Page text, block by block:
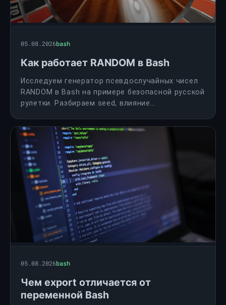
05.08.2026bash
Как работает RANDOM в Bash
Исследуем генератор псевдослучайных чисел
RANDOM в Bash на примере безопасной русской
рулетки. Разбираем seed, влияние
версиями оболочки.
05.08.2026bash
Чем export отличается от
переменной Bash